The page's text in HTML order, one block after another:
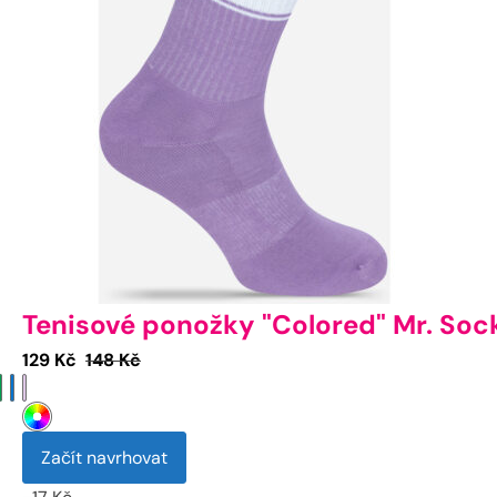
Tenisové ponožky "Colored" Mr.
148KčPůvodní
129 Kč Aktuální
Začít navrhovat